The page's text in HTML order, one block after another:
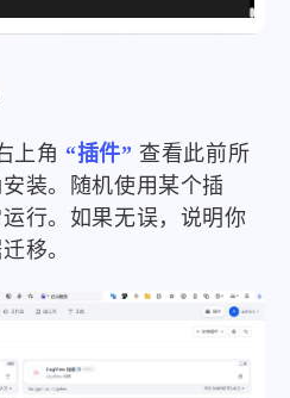
上角 “插件” 查看此前所
装。随机使用某个插
行。如果无误，说明你
移。